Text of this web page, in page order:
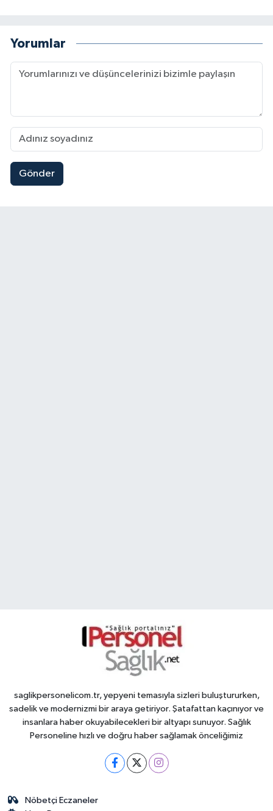
Yorumlar
Gönder
saglikpersonelicom.tr, yepyeni temasıyla sizleri buluştururken,
sadelik ve modernizmi bir araya getiriyor. Şatafattan kaçınıyor ve
insanlara haber okuyabilecekleri bir altyapı sunuyor. Sağlık
Personeline hızlı ve doğru haber sağlamak önceliğimiz
Nöbetçi Eczaneler